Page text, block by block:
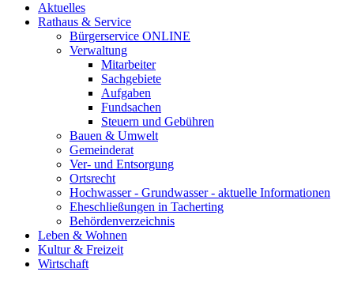
Aktuelles
Rathaus & Service
Bürgerservice ONLINE
Verwaltung
Mitarbeiter
Sachgebiete
Aufgaben
Fundsachen
Steuern und Gebühren
Bauen & Umwelt
Gemeinderat
Ver- und Entsorgung
Ortsrecht
Hochwasser - Grundwasser - aktuelle Informationen
Eheschließungen in Tacherting
Behördenverzeichnis
Leben & Wohnen
Kultur & Freizeit
Wirtschaft